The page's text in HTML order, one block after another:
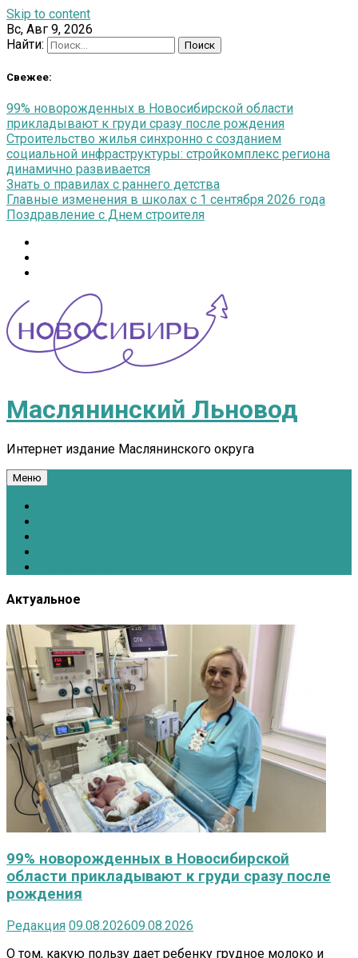
Skip to content
Вс, Авг 9, 2026
Найти:
Свежее:
99% новорожденных в Новосибирской области
прикладывают к груди сразу после рождения
Строительство жилья синхронно с созданием
социальной инфраструктуры: стройкомплекс региона
динамично развивается
Знать о правилах с раннего детства
Главные изменения в школах с 1 сентября 2026 года
Поздравление с Днем строителя
Маслянинский Льновод
Интернет издание Маслянинского округа
Меню
Актуальное
99% новорожденных в Новосибирской
области прикладывают к груди сразу после
рождения
Редакция 09.08.202609.08.2026
О том, какую пользу дает ребенку грудное молоко и